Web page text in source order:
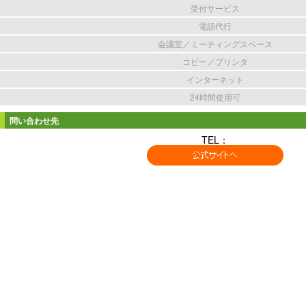
受付サービス
電話代行
会議室／ミーティングスペース
コピー／プリンタ
インターネット
24時間使用可
問い合わせ先
TEL：